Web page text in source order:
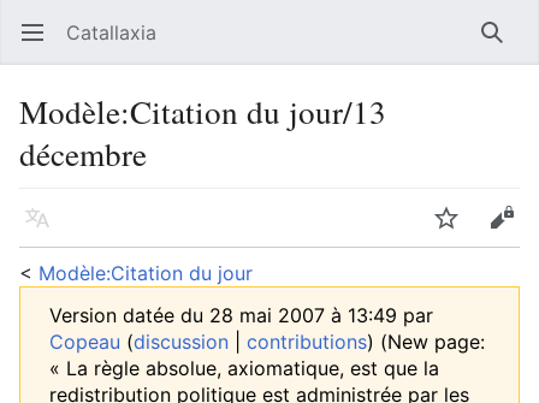
Ouvrir le menu principal Catallaxia
Modèle:Citation du jour/13
décembre
Langue Suivre
< Modèle:Citation du jour
Version datée du 28 mai 2007 à 13:49 par
Copeau (discussion contributions) (New page:
« La règle absolue, axiomatique, est que la
redistribution politique est administrée par les